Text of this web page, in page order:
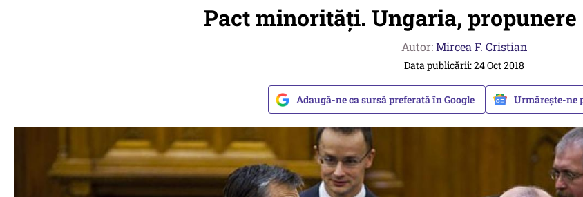
Pact minorități. Ungaria,
Autor:Mircea F. Cristian
Data publicării: 24 Oct 2018
Adaugă-ne ca sursă preferată în Google Urmărește-ne